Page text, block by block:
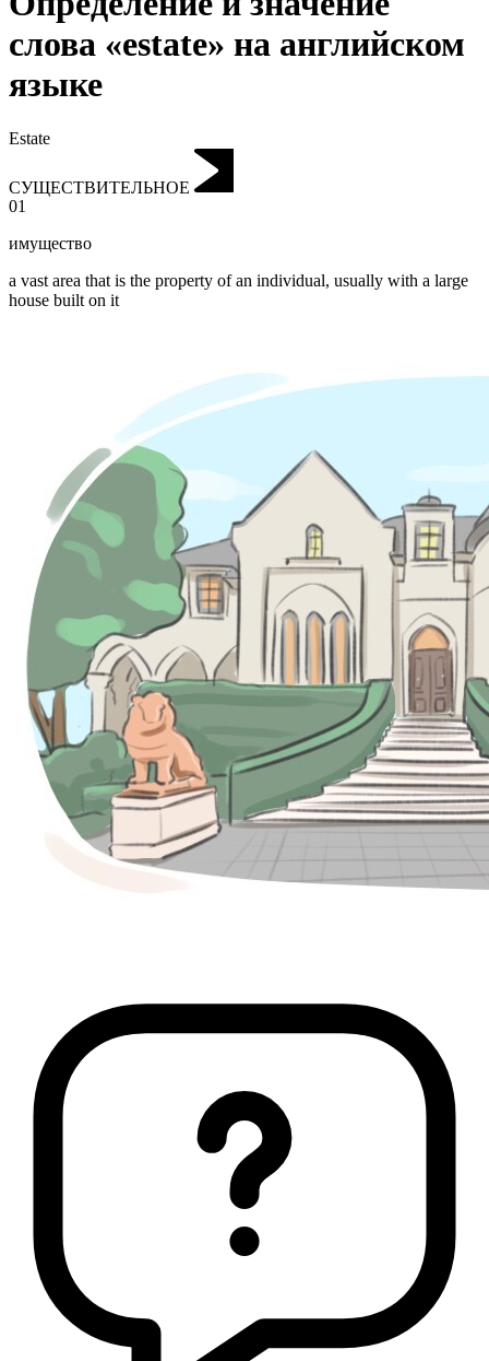
слова «estate» на английском
языке
Estate
СУЩЕСТВИТЕЛЬНОЕ
01
имущество
a vast area that is the property of an individual, usually with a large
house built on it